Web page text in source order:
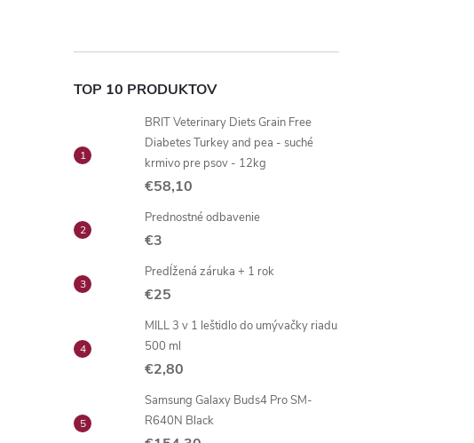
TOP 10 PRODUKTOV
BRIT Veterinary Diets Grain Free
Diabetes Turkey and pea - suché
krmivo pre psov - 12kg
€58,10
Prednostné odbavenie
€3
Predĺžená záruka + 1 rok
€25
MILL 3 v 1 leštidlo do umývačky riadu
500 ml
€2,80
Samsung Galaxy Buds4 Pro SM-
R640N Black